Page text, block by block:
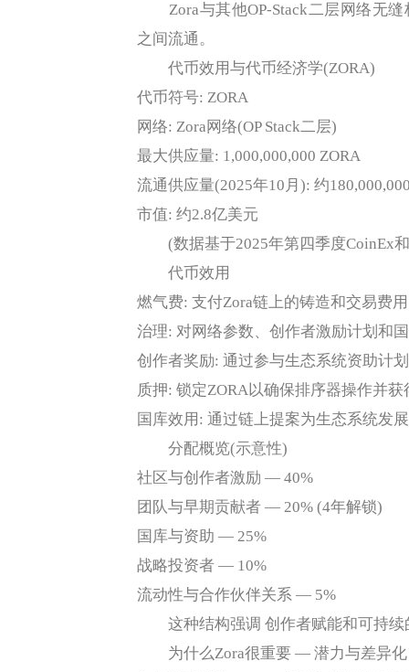
Zora与其他OP-Stack二层网络无缝
之间流通。
代币效用与代币经济学(ZORA)
代币符号: ZORA
网络: Zora网络(OP Stack二层)
最大供应量: 1,000,000,000 ZORA
流通供应量(2025年10月): 约
市值: 约2.8亿美元
(数据基于2025年第四季度CoinEx和
代币效用
燃气费: 支付Zora链上的铸造和交易费
治理: 对网络参数、创作者激励计划和
创作者奖励: 通过参与生态系统资助计
质押: 锁定ZORA以确保排序器操作并
国库效用: 通过链上提案为生态系统发
分配概览(示意性)
社区与创作者激励 — 40%
团队与早期贡献者 — 20% (4年解锁)
国库与资助 — 25%
战略投资者 — 10%
流动性与合作伙伴关系 — 5%
这种结构强调 创作者赋能和可持续
为什么Zora很重要 — 潜力与差异化